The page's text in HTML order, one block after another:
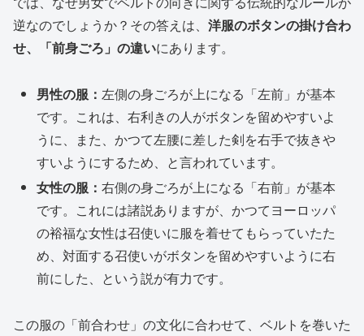
逆なのでしょうか？その答えは、 洋服のボタンの掛け合わ
せ、「前身ごろ」の違いにあります。
男性の服：左側の身ごろが上になる「左前」が基本
です。これは、右利きの人がボタンを留めやすいよ
うに、また、かつて左腰に差した剣を右手で抜きや
すいようにするため、と言われています。
女性の服：右側の身ごろが上になる「右前」が基本
です。これには諸説ありますが、かつてヨーロッパ
の裕福な女性は召使いに服を着せてもらっていたた
め、対面する召使いがボタンを留めやすいように右
前にした、という説が有力です。
この服の「前合わせ」の文化に合わせて、ベルトを巻いた